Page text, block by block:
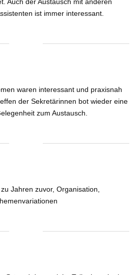
ist immer interessant.
waren interessant und praxisnah
der Sekretärinnen bot wieder eine
zum Austausch.
Jahren zuvor, Organisation,